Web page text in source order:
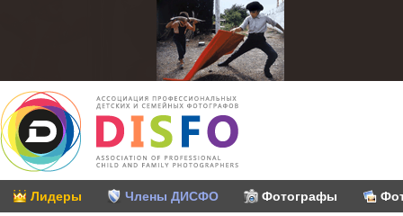
Лидеры Члены ДИСФО Фотографы